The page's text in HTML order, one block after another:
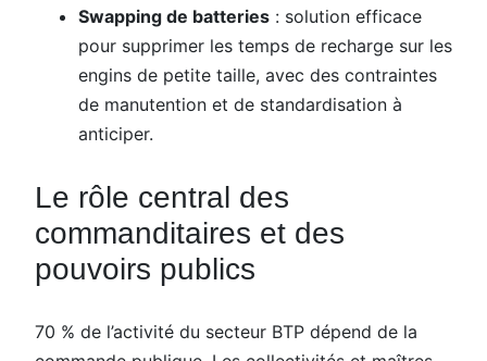
Swapping de batteries : solution efficace
pour supprimer les temps de recharge sur les
engins de petite taille, avec des contraintes
de manutention et de standardisation à
anticiper.
Le rôle central des
commanditaires et des
pouvoirs publics
70 % de l’activité du secteur BTP dépend de la